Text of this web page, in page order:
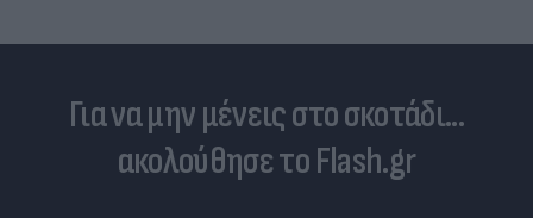
Για να μην μένεις στο σκοτάδι...
ακολούθησε το Flash.gr